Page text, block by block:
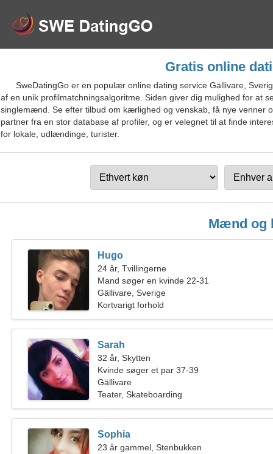
Gratis online
SweDatingGo er en populær online dating service Gällivare,
af en unik profilmatchningsalgoritme. Siden giver dig mulighed for at
singlemænd. Se efter tilbud om kærlighed og venskab, få nye venner
partner fra en stor database af profiler, og er velegnet til at finde
for lokale, udlændinge, turister.
Mænd og
Hugo
24 år, Tvillingerne
Mand søger en kvinde 22-31
Gällivare, Sverige
Kortvarigt forhold
Sarah
32 år, Skytten
Kvinde søger et par 37-39
Gällivare
Teater, Skateboarding
Sophia
23 år gammel, Stenbukken